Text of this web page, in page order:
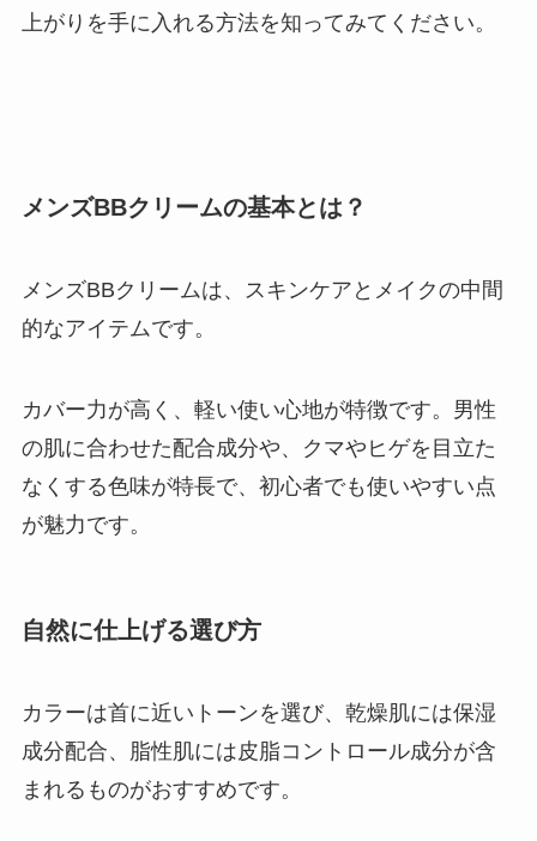
上がりを手に入れる方法を知ってみてください。
メンズBBクリームの基本とは？
メンズBBクリームは、スキンケアとメイクの中間
的なアイテムです。
カバー力が高く、軽い使い心地が特徴です。男性
の肌に合わせた配合成分や、クマやヒゲを目立た
なくする色味が特長で、初心者でも使いやすい点
が魅力です。
自然に仕上げる選び方
カラーは首に近いトーンを選び、乾燥肌には保湿
成分配合、脂性肌には皮脂コントロール成分が含
まれるものがおすすめです。